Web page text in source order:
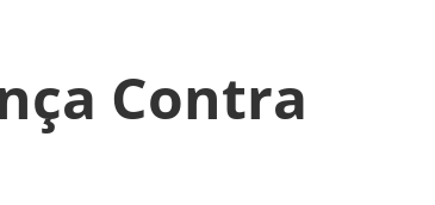
Contra